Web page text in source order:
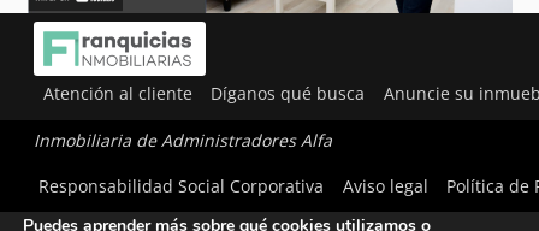
Atención al cliente Díganos qué busca Anuncie su
Inmobiliaria de Administradores Alfa
Responsabilidad Social Corporativa
Aviso legal Política de
Utilizamos cookies para ofrecerte la mejor experiencia en
nuestra web.
Puedes aprender más sobre qué cookies utilizamos o